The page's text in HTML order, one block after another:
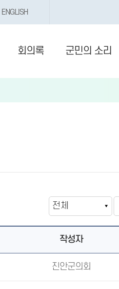
ENGLISH
회의록 군민의 소리
작성자
진안군의회